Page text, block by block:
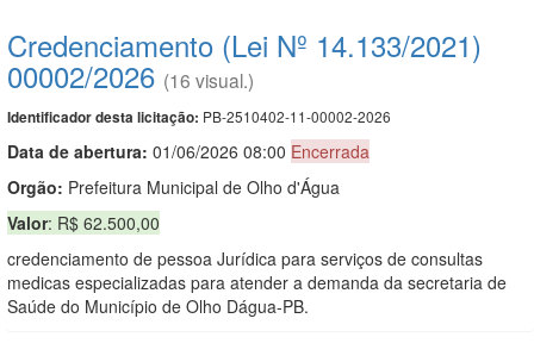
Credenciamento (Lei Nº 14.133/2021)
00002/2026 (16 visual.)
Identificador desta licitação: PB-2510402-11-00002-2026
Data de abertura: 01/06/2026 08:00 Encerrada
Orgão: Prefeitura Municipal de Olho d'Água
Valor: R$ 62.500,00
credenciamento de pessoa Jurídica para serviços de consultas
medicas especializadas para atender a demanda da secretaria de
Saúde do Município de Olho Dágua-PB.